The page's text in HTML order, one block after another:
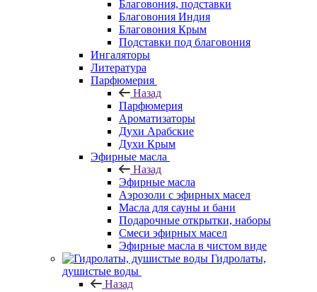
Благовония, подставки
Благовония Индия
Благовония Крым
Подставки под благовония
Ингаляторы
Литература
Парфюмерия
Назад
Парфюмерия
Ароматизаторы
Духи Арабские
Духи Крым
Эфирные масла
Назад
Эфирные масла
Аэрозоли с эфирных масел
Масла для сауны и бани
Подарочные открытки, наборы
Смеси эфирных масел
Эфирные масла в чистом виде
Гидролаты,
душистые воды
Назад